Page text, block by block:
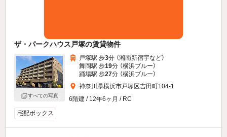
ザ・パークハウス戸塚の賃貸物件
すべての写真
戸塚駅 歩3分 （湘南新宿宇など）
舞岡駅 歩19分 （横浜ブルー）
踊場駅 歩27分 （横浜ブルー）
神奈川県横浜市戸塚区吉田町104-1
6階建 / 12年6ヶ月 / RC
宅配ボックス